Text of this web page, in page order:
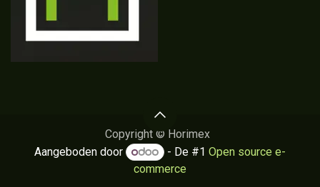
Copyright © Horimex
Aangeboden door
- De #1Open source e-
commerce